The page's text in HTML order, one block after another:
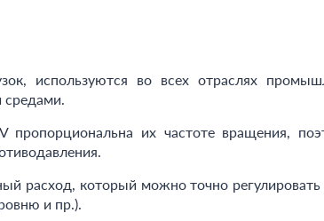
используются во всех отраслях
средами.
пропорциональна их частоте вращения,
расход, который можно точно
и пр.).